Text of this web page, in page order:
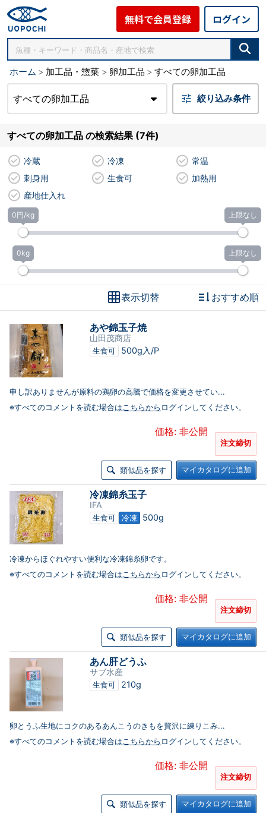
無料で会員登録 ログイン
ホーム 加工品・惣菜 卵加工品 すべての卵加工品
すべての卵加工品 絞り込み条件
すべての卵加工品 の検索結果 (7件)
冷蔵 冷凍
常温
刺身用
生食可
加熱用
産地仕入れ
0円/kg 上限なし
0kg 上限なし
表示切替 おすすめ順
あや錦玉子焼
山田茂商店
生食可 500g入/P
申し訳ありませんが原料の鶏卵の高騰で価格を変更させてい...
※すべてのコメントを読む場合はこちらから ログインしてください。
価格: 非公開
注文締切
類似品を探す マイカタログに追加
冷凍錦糸玉子
IFA
生食可 冷凍 500g
冷凍からほぐれやすい便利な冷凍錦糸卵です。
※すべてのコメントを読む場合はこちらから ログインしてください。
価格: 非公開
注文締切
類似品を探す マイカタログに追加
あん肝どうふ
サブ水産
生食可 210g
卵とうふ生地にコクのあるあんこうのきもを贅沢に練りこみ...
※すべてのコメントを読む場合はこちらから ログインしてください。
価格: 非公開
注文締切
類似品を探す マイカタログに追加